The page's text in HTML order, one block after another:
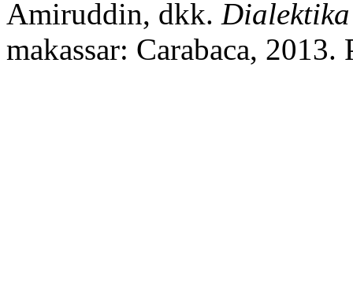
Amiruddin, dkk.
makassar: Carabaca, 2013.